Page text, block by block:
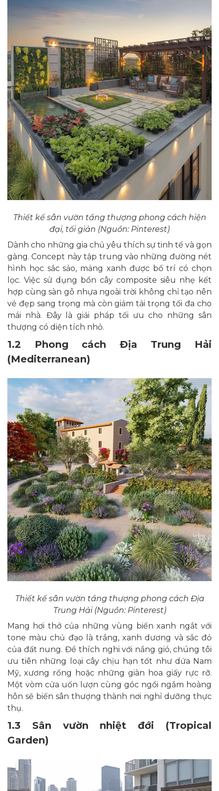
Thiết kế sân vườn tầng thượng phong cách hiện
đại, tối giản (Nguồn: Pinterest)
Dành cho những gia chủ yêu thích sự tinh tế và gọn
gàng. Concept này tập trung vào những đường nét
hình học sắc sảo, mảng xanh được bố trí có chọn
lọc. Việc sử dụng bồn cây composite siêu nhẹ kết
hợp cùng sàn gỗ nhựa ngoài trời không chỉ tạo nên
vẻ đẹp sang trọng mà còn giảm tải trọng tối đa cho
mái nhà. Đây là giải pháp tối ưu cho những sân
thượng có diện tích nhỏ.
1.2 Phong cách Địa Trung Hải
(Mediterranean)
Thiết kế sân vườn tầng thượng phong cách Địa
Trung Hải (Nguồn: Pinterest)
Mang hơi thở của những vùng biển xanh ngắt với
tone màu chủ đạo là trắng, xanh dương và sắc đỏ
của đất nung. Để thích nghi với nắng gió, chúng tôi
ưu tiên những loại cây chịu hạn tốt như dứa Nam
Mỹ, xương rồng hoặc những giàn hoa giấy rực rỡ.
Một vòm cửa uốn lượn cùng góc ngồi ngắm hoàng
hôn sẽ biến sân thượng thành nơi nghỉ dưỡng thực
thụ.
1.3 Sân vườn nhiệt đới (Tropical
Garden)